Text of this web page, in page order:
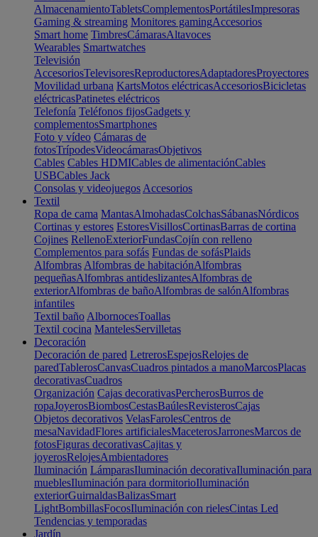
AlmacenamientoTabletsComplementosPortátilesImpresoras
Gaming & streaming Monitores gamingAccesorios
Smart home TimbresCámarasAltavoces
Wearables Smartwatches
Televisión
AccesoriosTelevisoresReproductoresAdaptadoresProyectores
Movilidad urbana KartsMotos eléctricasAccesoriosBicicletas
eléctricasPatinetes eléctricos
Telefonía Teléfonos fijosGadgets y
complementosSmartphones
Foto y vídeo Cámaras de
fotosTrípodesVideocámarasObjetivos
Cables Cables HDMICables de alimentaciónCables
USBCables Jack
Consolas y videojuegos Accesorios
Textil
Ropa de cama MantasAlmohadasColchasSábanasNórdicos
Cortinas y estores EstoresVisillosCortinasBarras de cortina
Cojines RellenoExteriorFundasCojín con relleno
Complementos para sofás Fundas de sofásPlaids
Alfombras Alfombras de habitaciónAlfombras
pequeñasAlfombras antideslizantesAlfombras de
exteriorAlfombras de bañoAlfombras de salónAlfombras
infantiles
Textil baño AlbornocesToallas
Textil cocina MantelesServilletas
Decoración
Decoración de pared LetrerosEspejosRelojes de
paredTablerosCanvasCuadros pintados a manoMarcosPlacas
decorativasCuadros
Organización Cajas decorativasPercherosBurros de
ropaJoyerosBiombosCestasBaúlesRevisterosCajas
Objetos decorativos VelasFarolesCentros de
mesaNavidadFlores artificialesMaceterosJarronesMarcos de
fotosFiguras decorativasCajitas y
joyerosRelojesAmbientadores
Iluminación LámparasIluminación decorativaIluminación para
mueblesIluminación para dormitorioIluminación
exteriorGuirnaldasBalizasSmart
LightBombillasFocosIluminación con rielesCintas Led
Tendencias y temporadas
Jardín